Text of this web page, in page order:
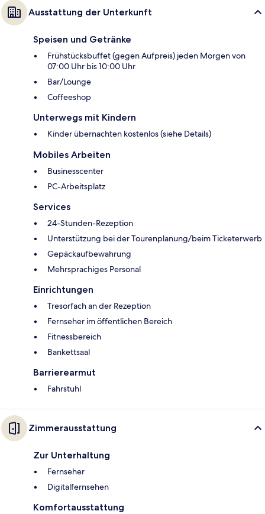
Ausstattung der Unterkunft
Speisen und Getränke
Frühstücksbuffet (gegen Aufpreis) jeden Morgen von
07:00 Uhr bis 10:00 Uhr
Bar/Lounge
Coffeeshop
Unterwegs mit Kindern
Kinder übernachten kostenlos (siehe Details)
Mobiles Arbeiten
Businesscenter
PC-Arbeitsplatz
Services
24-Stunden-Rezeption
Unterstützung bei der Tourenplanung/beim Ticketerwerb
Gepäckaufbewahrung
Mehrsprachiges Personal
Einrichtungen
Tresorfach an der Rezeption
Fernseher im öffentlichen Bereich
Fitnessbereich
Bankettsaal
Barrierearmut
Fahrstuhl
Zimmerausstattung
Zur Unterhaltung
Fernseher
Digitalfernsehen
Komfortausstattung